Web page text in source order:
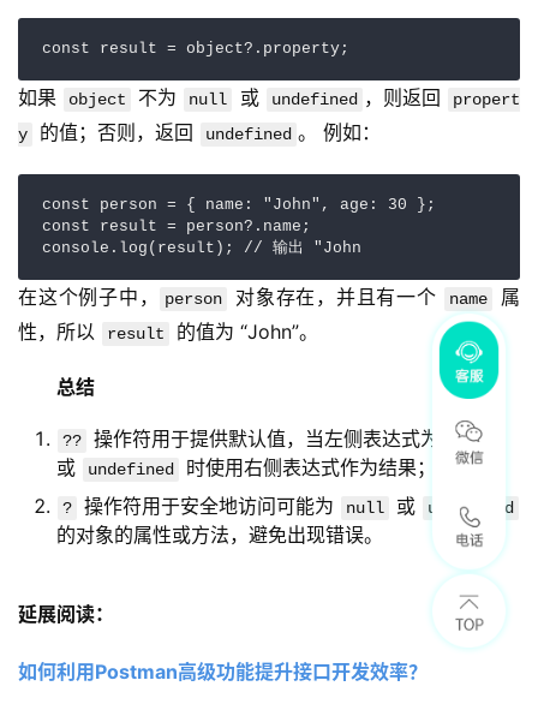
const result = object?.property;
如果 object 不为 null 或 undefined ，则返回
propert
y
的值；否则，返回 undefined 。 例如：
const person = { name: "John", age: 30 };
const result = person?.name;
console.log(result); // 输出 "John
在这个例子中， person 对象存在，并且有一个 name
属
性，所以
result 的值为 “John”。
总结
?? 操作符用于提供默认值，当左侧表达式为 null
或 undefined 时使用右侧表达式作为结果；
? 操作符用于安全地访问可能为 null 或 undefined
的对象的属性或方法，避免出现错误。
延展阅读：
如何利用Postman高级功能提升接口开发效率？